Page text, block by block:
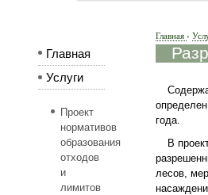
Главная
Услуги
Проект
нормативов
образования
отходов
и
лимитов
Главная ›
года.
В
лесов,